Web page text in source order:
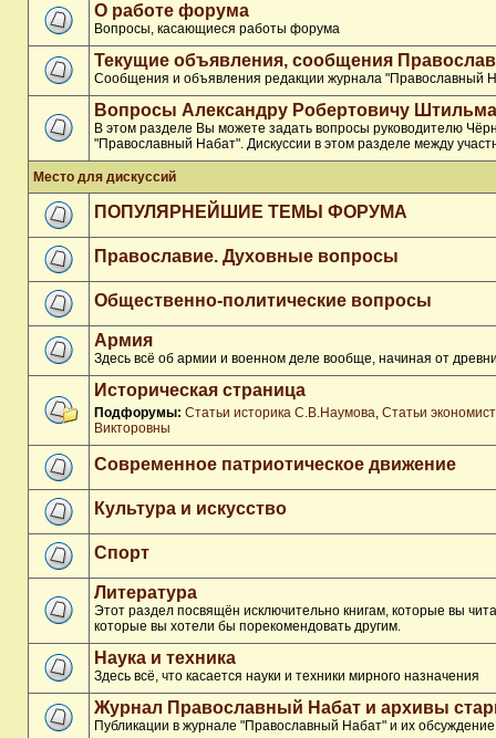
О работе форума
Вопросы, касающиеся работы форума
Текущие объявления, сообщения
Сообщения и объявления редакции журнала "Православный
Вопросы Александру Робертовичу
В этом разделе Вы можете задать вопросы руководителю
"Православный Набат". Дискуссии в этом разделе между
Место для дискуссий
ПОПУЛЯРНЕЙШИЕ ТЕМЫ ФОРУМА
Православие. Духовные вопросы
Общественно-политические вопросы
Армия
Здесь всё об армии и военном деле вообще, начиная от
Историческая страница
Подфорумы: Статьи историка С.В.Наумова, Статьи
Викторовны
Современное патриотическое движение
Культура и искусство
Спорт
Литература
Этот раздел посвящён исключительно книгам, которые вы
которые вы хотели бы порекомендовать другим.
Наука и техника
Здесь всё, что касается науки и техники мирного назначения
Журнал Православный Набат и архивы
Публикации в журнале "Православный Набат" и их обсуждение